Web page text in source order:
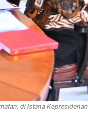
di Istana Kepresidenan